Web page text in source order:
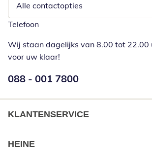
Alle contactopties
Telefoon
Wij staan dagelijks van 8.00 tot 22.00
voor uw klaar!
Telefoonnummer:
088 - 001 7800
KLANTENSERVICE
HEINE